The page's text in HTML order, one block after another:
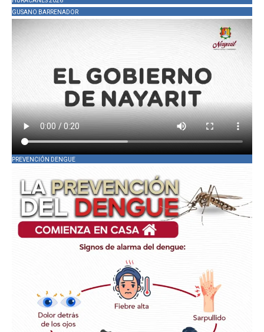
GUSANO BARRENADOR
PREVENCIÓN DENGUE